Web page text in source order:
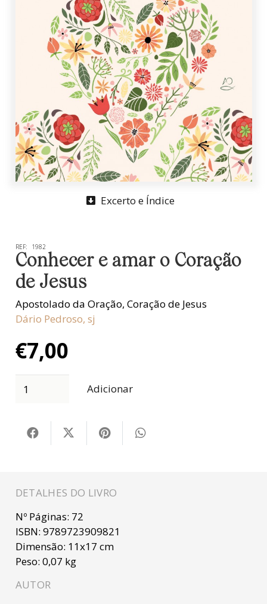
Excerto e Índice
REF: 1982
Conhecer e amar o Coração
de Jesus
Apostolado da Oração, Coração de Jesus
Dário Pedroso, sj
€7,00
Adicionar
DETALHES DO LIVRO
Nº Páginas: 72
ISBN: 9789723909821
Dimensão: 11x17 cm
Peso: 0,07 kg
AUTOR